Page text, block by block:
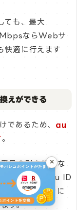
ても、最大
ならWebサ
快適に行えます
えができる
であるため、 au
。
号の引き継ぎな
紐付いているau ID
があればすぐに
す。
×